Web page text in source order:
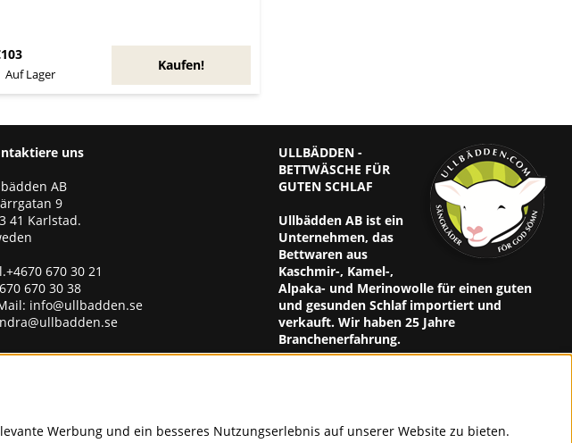
Kaufen!
uns
AB
9
41 Karlstad.
670 30 21
670 30 38
info@ullbadden.se
Neuigkeiten und Angebote zu erhalten
ULLBÄDDEN -
BETTWÄSCHE FÜR
GUTEN SCHLAF
Ullbädden AB ist ein
Unternehmen, das
Bettwaren aus
Kaschmir-, Kamel-,
Alpaka- und Merinowolle für einen guten
und gesunden Schlaf importiert und
verkauft. Wir haben 25 Jahre
Branchenerfahrung.
Werbung und ein besseres Nutzungserlebnis auf unserer Website zu bieten.